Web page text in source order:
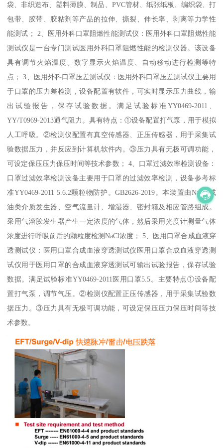
袋、非织造布、塑料薄膜、制品、PVC管材、纸张纸板、编织袋、打
包带、胶带、胶粘剂等产品的拉伸、撕裂、伸长率、剥离等力学性
能测试； 2、医用外科口罩阻燃性能测试仪：医用外科口罩阻燃性能
测试仪是一台专门测试医用外科口罩阻燃性能的检测仪器。该设备
具有调节火焰温度、数字显示火焰温度、自动移动进行检测等特
点； 3、医用外科口罩压差测试仪：医用外科口罩压差测试仪主要用
于口罩的压力差检测，设备配置有软件，可实时显示压力曲线，输
出试验报告，保存试验数据。满足试验标准YY0469-2011、
YY/T0969-2013通气阻力。具有特点：①设备配置打气泵，用于模拟
人工呼吸。②检测仪配置有真空传感器、正压传感器，用于采集试
验数据压力，并反应到计算机软件内。③压力具有无极可调功能，
可设定保压压力保压时间等技术参数； 4、口罩过滤效率检测设备：
口罩过滤效率检测设备主要用于口罩的过滤效率检测，设备参考标
准YY0469-2011 5.6.2颗粒物防护。GB2626-2019。本装置由NaCL或
油类介质发生器、空气流量计、增湿器、密封箱及相应管路组成。
采用气溶胶发生器产生一定浓度的气体，然后采用光度计测量气体
浓度进行呼吸前后的颗粒度检测NaCl浓度； 5、医用口罩合成血液穿
透测试仪：医用口罩合成血液穿透测试仪医用口罩合成血液穿透测
试仪用于医用口罩的合成血液穿透测试可输出试验报告，保存试验
数据。满足试验标准YY0469-2011医用口罩5.5。主要特点①设备配
置打气泵，调节气压。②检测仪配置正压传感器，用于采集试验数
据压力。③压力具有无极可调功能，可设定保压压力保压时间等技
术参数。